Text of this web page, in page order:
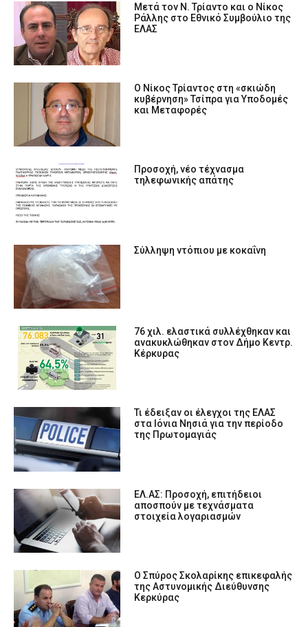
Μετά τον Ν. Τρίαντο και ο Νίκος
Ράλλης στο Εθνικό Συμβούλιο της
ΕΛΑΣ
Ο Νίκος Τρίαντος στη «σκιώδη
κυβέρνηση» Τσίπρα για Υποδομές
και Μεταφορές
Προσοχή, νέο τέχνασμα
τηλεφωνικής απάτης
Σύλληψη ντόπιου με κοκαΐνη
76 χιλ. ελαστικά συλλέχθηκαν και
ανακυκλώθηκαν στον Δήμο Κεντρ.
Κέρκυρας
Τι έδειξαν οι έλεγχοι της ΕΛΑΣ
στα Ιόνια Νησιά για την περίοδο
της Πρωτομαγιάς
ΕΛ.ΑΣ: Προσοχή, επιτήδειοι
αποσπούν με τεχνάσματα
στοιχεία λογαριασμών
Ο Σπύρος Σκολαρίκης επικεφαλής
της Αστυνομικής Διεύθυνσης
Κερκύρας